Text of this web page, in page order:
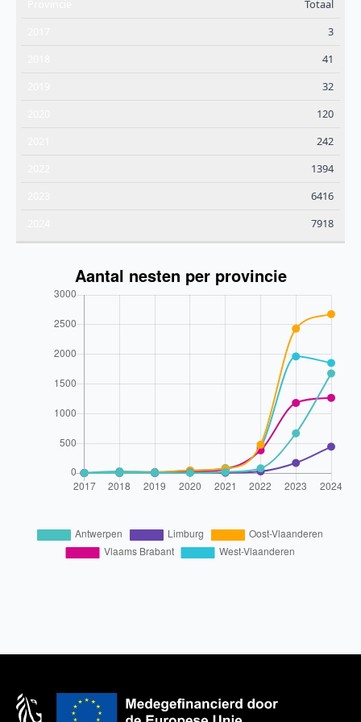
Totaal
3
41
32
120
242
1394
6416
7918